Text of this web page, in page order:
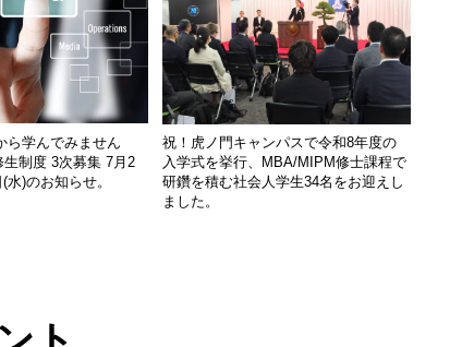
ら学んでみません
制度 3次募集 7月2
水)のお知らせ。
祝！虎ノ門キャンパスで令和8年度の
入学式を挙行、MBA/MIPM修士課程で
研鑽を積む社会人学生34名をお迎えし
ました。